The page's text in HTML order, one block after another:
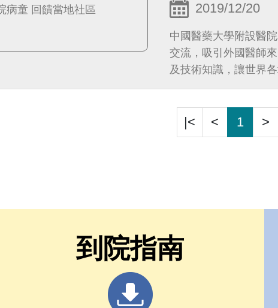
2019/12/20
中國醫藥大學附設醫
交流，吸引外國醫師
及技術知識，讓世界
|< < 1 >
到院指南